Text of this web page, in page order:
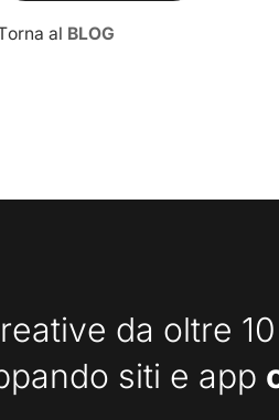
al BLOG
da oltre
siti e app